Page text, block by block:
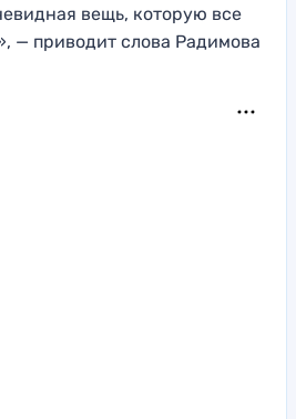
вещь, которую все
— приводит слова Радимова